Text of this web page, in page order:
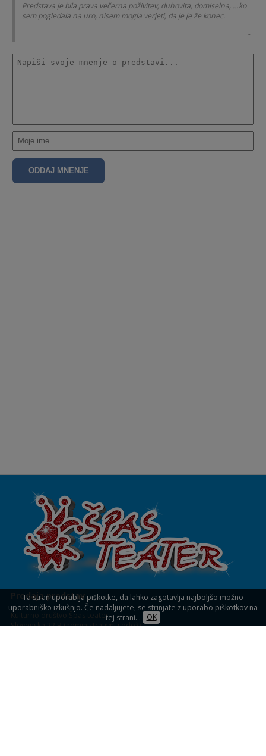
Predstava je bila prava večerna poživitev, duhovita, domiselna, …ko
sem pogledala na uro, nisem mogla verjeti, da je je že konec.
-
Prodaja predstav
Kulturno društvo Špas teater
Slovenska 22 B (administrativni sedež)
Ta stran uporablja piškotke, da lahko zagotavlja najboljšo možno
uporabniško izkušnjo. Če nadaljujete, se strinjate z uporabo piškotkov na
tej strani...
OK